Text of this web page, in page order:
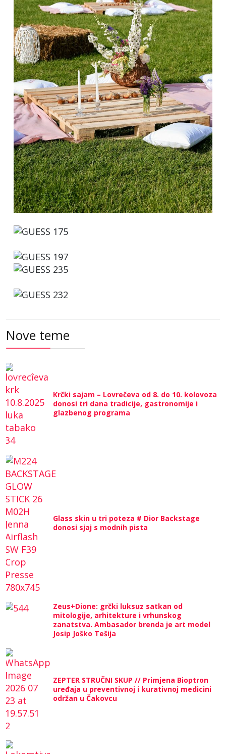
Nove teme
Krčki sajam – Lovrečeva od 8. do 10. kolovoza
donosi tri dana tradicije, gastronomije i
glazbenog programa
Glass skin u tri poteza # Dior Backstage
donosi sjaj s modnih pista
Zeus+Dione: grčki luksuz satkan od
mitologije, arhitekture i vrhunskog
zanatstva. Ambasador brenda je art model
Josip Joško Tešija
ZEPTER STRUČNI SKUP // Primjena Bioptron
uređaja u preventivnoj i kurativnoj medicini
održan u Čakovcu